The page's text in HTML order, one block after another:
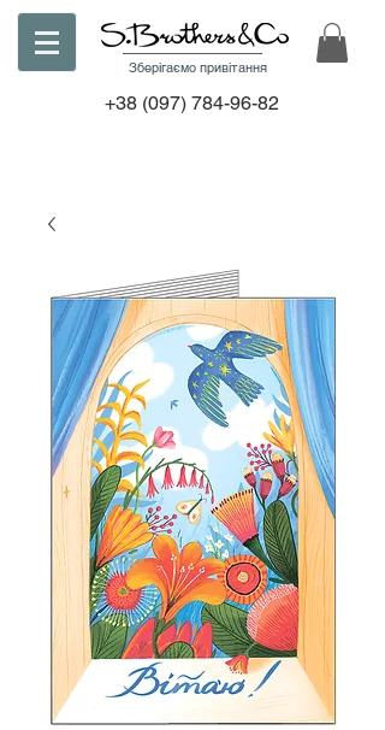
Зберігаємо привітання
+38 (097) 784-96-82